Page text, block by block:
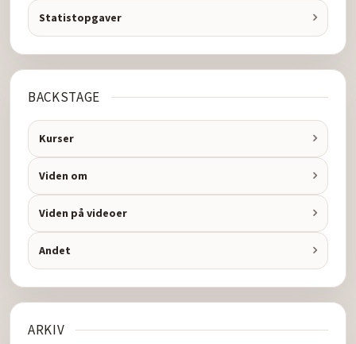
Statistopgaver
BACKSTAGE
Kurser
Viden om
Viden på videoer
Andet
ARKIV